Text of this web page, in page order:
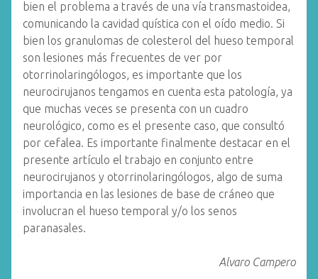
bien el problema a través de una vía transmastoidea,
comunicando la cavidad quística con el oído medio. Si
bien los granulomas de colesterol del hueso temporal
son lesiones más frecuentes de ver por
otorrinolaringólogos, es importante que los
neurocirujanos tengamos en cuenta esta patología, ya
que muchas veces se presenta con un cuadro
neurológico, como es el presente caso, que consultó
por cefalea. Es importante finalmente destacar en el
presente artículo el trabajo en conjunto entre
neurocirujanos y otorrinolaringólogos, algo de suma
importancia en las lesiones de base de cráneo que
involucran el hueso temporal y/o los senos
paranasales.
Alvaro Campero